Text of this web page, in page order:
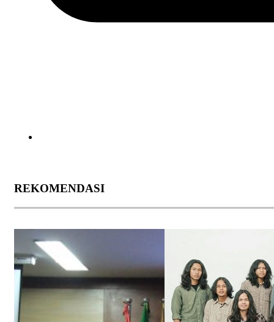
REKOMENDASI